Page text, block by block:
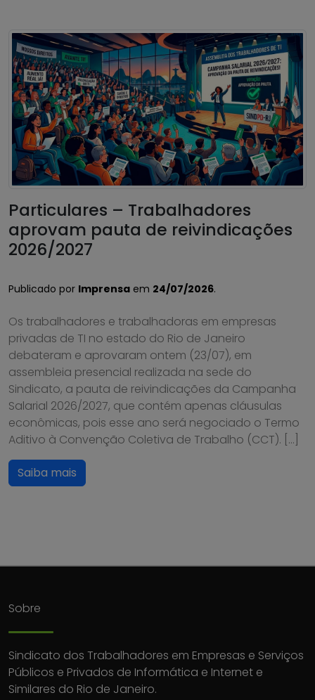
Particulares – Trabalhadores
aprovam pauta de reivindicações
2026/2027
Publicado por Imprensa em 24/07/2026.
Os trabalhadores e trabalhadoras em empresas
privadas de TI no estado do Rio de Janeiro
debateram e aprovaram ontem (23/07), em
assembleia presencial realizada na sede do
Sindicato, a pauta de reivindicações da Campanha
Salarial 2026/2027, que contém apenas cláusulas
econômicas, pois esse ano será negociado o Termo
Aditivo à Convenção Coletiva de Trabalho (CCT). […]
Saiba mais
Sobre
Sindicato dos Trabalhadores em Empresas e Serviços
Públicos e Privados de Informática e Internet e
Similares do Rio de Janeiro.